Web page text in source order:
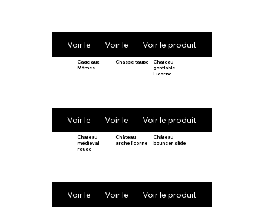
Voir le produitVoir le produitVoir le produit
Cage aux
Mômes
Voir le produit
Chasse taupe
Voir le produit
Chateau
gonflable
Licorne
Voir le produit
Chateau
médieval
rouge
Voir le produit
Château
arche licorne
Voir le produit
Château
bouncer slide
Voir le produit